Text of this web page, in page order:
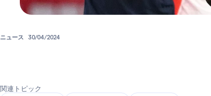
ニュース 30/04/2024
関連トピック